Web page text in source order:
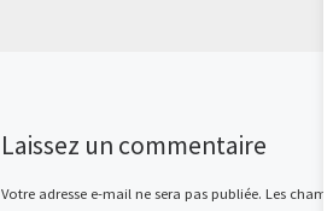
Laissez un commentaire
Votre adresse e-mail ne sera pas publiée. Les